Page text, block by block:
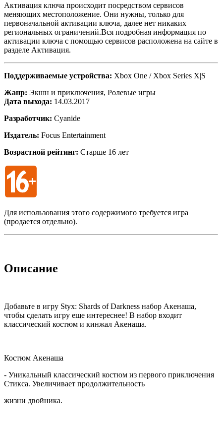
Активация ключа происходит посредством сервисов
меняющих местоположение. Они нужны, только для
первоначальной активации ключа, далее нет никаких
региональных ограничений.Вся подробная информация по
активации ключа с помощью сервисов расположена на сайте в
разделе Активация.
Поддерживаемые устройства: Xbox One / Xbox Series X|S
Жанр: Экшн и приключения, Ролевые игры
Дата выхода: 14.03.2017
Разработчик: Cyanide
Издатель: Focus Entertainment
Возрастной рейтинг: Старше 16 лет
Для использования этого содержимого требуется игра
(продается отдельно).
Описание
Добавьте в игру Styx: Shards of Darkness набор Акенаша,
чтобы сделать игру еще интереснее! В набор входит
классический костюм и кинжал Акенаша.
Костюм Акенаша
- Уникальный классический костюм из первого приключения
Стикса. Увеличивает продолжительность
жизни двойника.